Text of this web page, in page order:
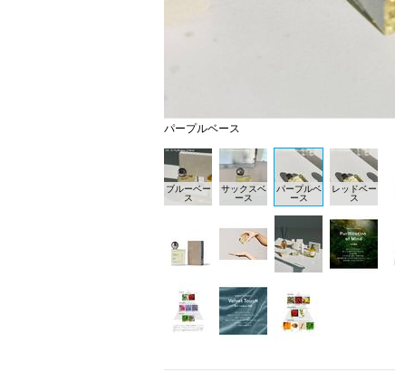
パープルベース
ブルーベー
ス
サックスベ
ース
パープルベ
ース
レッドベー
ス